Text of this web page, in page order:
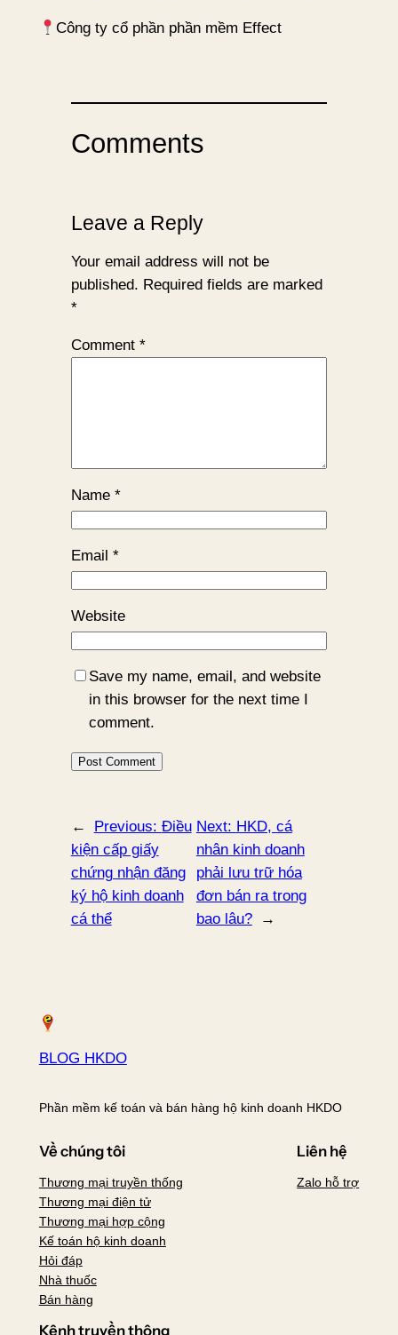
Công ty cổ phần phần mềm Effect
Comments
Leave a Reply
Your email address will not be
published. Required fields are marked
*
Comment *
Name *
Email *
Website
Save my name, email, and website
in this browser for the next time I
comment.
← Previous: Điều
kiện cấp giấy
chứng nhận đăng
ký hộ kinh doanh
cá thể
Next: HKD, cá
nhân kinh doanh
phải lưu trữ hóa
đơn bán ra trong
bao lâu?
→
BLOG HKDO
Phần mềm kế toán và bán hàng hộ kinh doanh HKDO
Về chúng tôi
Thương mại truyền thống
Thương mại điện tử
Thương mại hợp cộng
Kế toán hộ kinh doanh
Hỏi đáp
Nhà thuốc
Bán hàng
Liên hệ
Zalo hỗ trợ
Kênh truyền thông